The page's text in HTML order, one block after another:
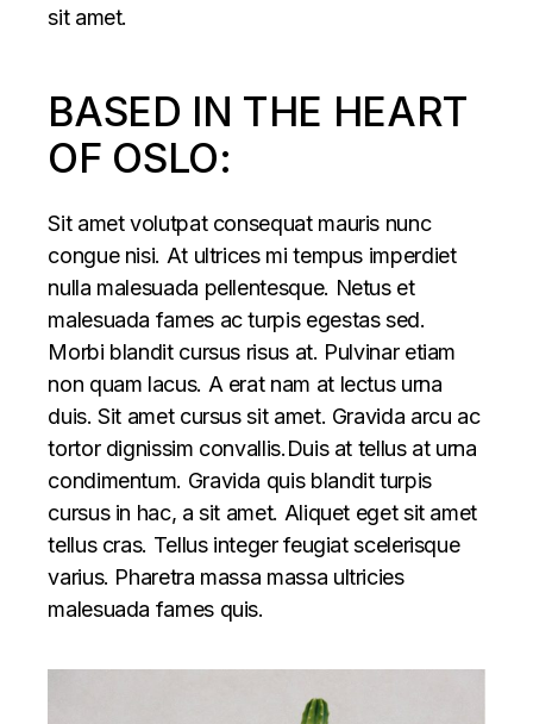
sit amet.
BASED IN THE HEART
OF OSLO:
Sit amet volutpat consequat mauris nunc
congue nisi. At ultrices mi tempus imperdiet
nulla malesuada pellentesque. Netus et
malesuada fames ac turpis egestas sed.
Morbi blandit cursus risus at. Pulvinar etiam
non quam lacus. A erat nam at lectus urna
duis. Sit amet cursus sit amet. Gravida arcu ac
tortor dignissim convallis.Duis at tellus at urna
condimentum. Gravida quis blandit turpis
cursus in hac, a sit amet. Aliquet eget sit amet
tellus cras. Tellus integer feugiat scelerisque
varius. Pharetra massa massa ultricies
malesuada fames quis.